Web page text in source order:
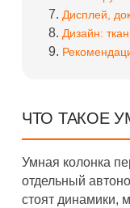
Дисплей,
Дизайн:
ЧТО ТАКОЕ
Умная колонка
отдельный
стоят динамики,